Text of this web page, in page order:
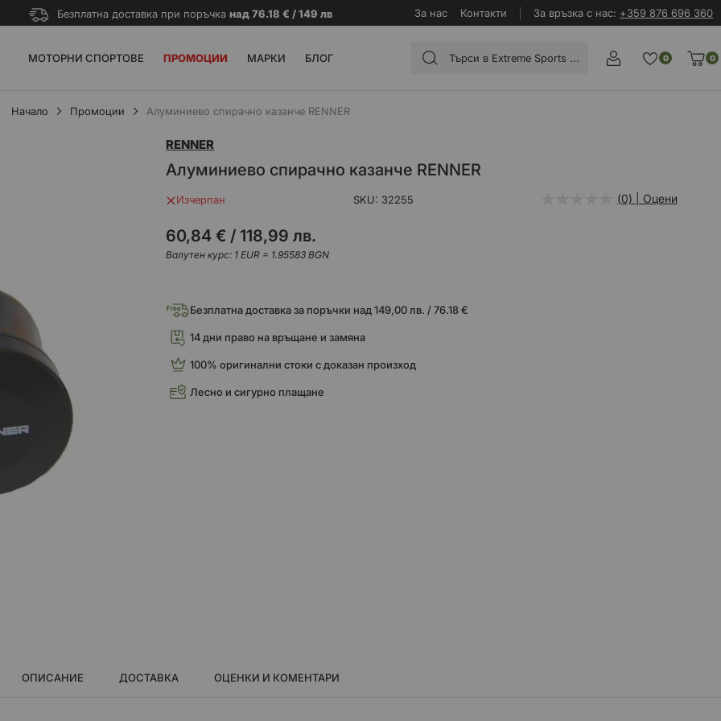
Безплатна доставка при поръчка над 76.18 € / 149 лв За нас Контакти За връзка с нас: +359 876 696 360
МОТОРНИ СПОРТОВЕ ПРОМОЦИИ МАРКИ БЛОГ 0
0
Начало Промоции Алуминиево спирачно казанче RENNER
Алуминиево спирачно казанче RENNER
RENNER
Изчерпан SKU 32255 (0) | Оцени
60,84 € /118,99 лв.
Валутен курс: 1 EUR = 1.95583 BGN
Безплатна доставка за поръчки над 149,00 лв. / 76.18 €
14 дни право на връщане и замяна
100% оригинални стоки с доказан произход
Лесно и сигурно плащане
ОПИСАНИЕ ДОСТАВКА ОЦЕНКИ И КОМЕНТАРИ